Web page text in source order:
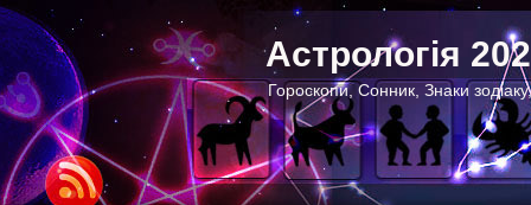
Астрологія
Гороскопи, Сонник, Знаки